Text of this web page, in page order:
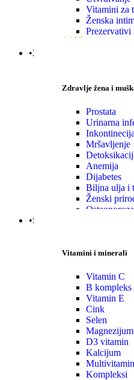
Vitamini za
Ženska
VIŠE
•Zdravlje|Žena|Muškaraca
Zdravlje žena i
Prostata
Urinarna
Inkontinecija
Mršavljenje
Anemija
Dijabetes
Biljna ulja i
Ženski
Osteoporoza
•Specijalni suplementi
Vitamini i minerali
Vitamin C
B kompleks
Vitamin E
Cink
Selen
Magnezijum
D3 vitamin
Kalcijum
Kompleksi